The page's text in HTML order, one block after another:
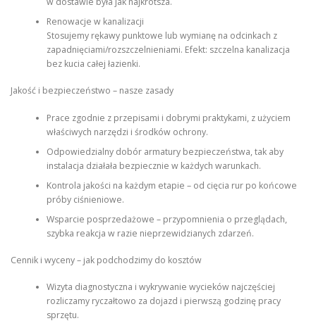
Renowacje w kanalizacji
Stosujemy rękawy punktowe lub wymianę na odcinkach z
zapadnięciami/rozszczelnieniami. Efekt: szczelna kanalizacja
bez kucia całej łazienki.
Jakość i bezpieczeństwo – nasze zasady
Prace zgodnie z przepisami i dobrymi praktykami, z użyciem
właściwych narzędzi i środków ochrony.
Odpowiedzialny dobór armatury bezpieczeństwa, tak aby
instalacja działała bezpiecznie w każdych warunkach.
Kontrola jakości na każdym etapie – od cięcia rur po końcowe
próby ciśnieniowe.
Wsparcie posprzedażowe – przypomnienia o przeglądach,
szybka reakcja w razie nieprzewidzianych zdarzeń.
Cennik i wyceny – jak podchodzimy do kosztów
Wizyta diagnostyczna i wykrywanie wycieków najczęściej
rozliczamy ryczałtowo za dojazd i pierwszą godzinę pracy
sprzętu.